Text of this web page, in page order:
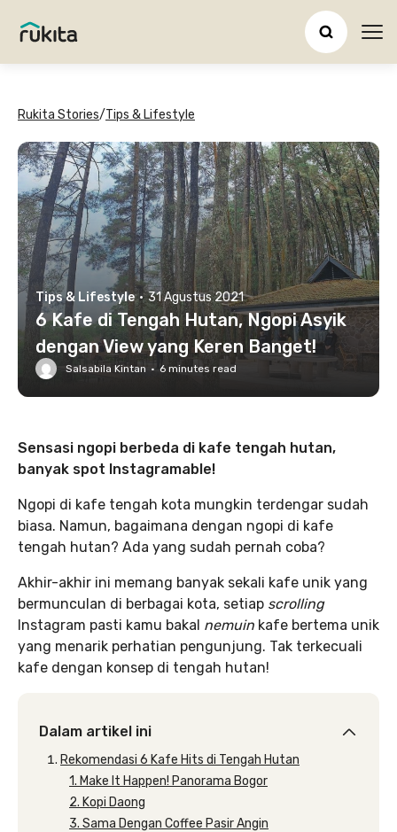
Rukita Stories/Tips & Lifestyle
Tips & Lifestyle · 31 Agustus 2021
6 Kafe di Tengah Hutan, Ngopi Asyik
dengan View yang Keren Banget!
Salsabila Kintan · 6 minutes read
Sensasi ngopi berbeda di kafe tengah hutan,
banyak spot Instagramable!
Ngopi di kafe tengah kota mungkin terdengar sudah
biasa. Namun, bagaimana dengan ngopi di kafe
tengah hutan? Ada yang sudah pernah coba?
Akhir-akhir ini memang banyak sekali kafe unik yang
bermunculan di berbagai kota, setiap scrolling
Instagram pasti kamu bakal nemuin kafe bertema unik
yang menarik perhatian pengunjung. Tak terkecuali
kafe dengan konsep di tengah hutan!
Dalam artikel ini
Rekomendasi 6 Kafe Hits di Tengah Hutan
1. Make It Happen! Panorama Bogor
2. Kopi Daong
3. Sama Dengan Coffee Pasir Angin